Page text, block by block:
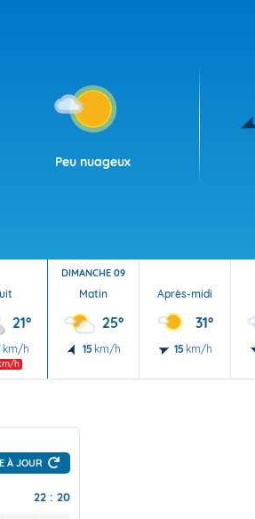
Peu nuageux
21°
km/h
h
DIMANCHE 09
Matin
25°
15 km/h
Après-midi
31°
15 km/h
À JOUR
22 : 20